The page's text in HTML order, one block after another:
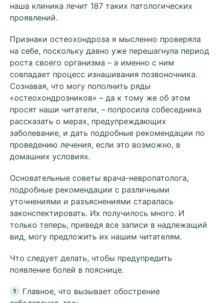
наша клиника лечит 187 таких патологических
проявлений.
Признаки остеохондроза я мысленно проверяла
на себе, поскольку давно уже перешагнула период
роста своего организма – а именно с ним
совпадает процесс изнашивания позвоночника.
Сознавая, что могу пополнить ряды
«остеохондрозников» – да к тому же об этом
просят наши читатели, – попросила собеседника
рассказать о мерах, предупреждающих
заболевание, и дать подробные рекомендации по
проведению лечения, если это возможно, в
домашних условиях.
Основательные советы врача-невропатолога,
подробные рекомендации с различными
уточнениями и разъяснениями старалась
законспектировать. Их получилось много. И
только теперь, приведя все записи в надлежащий
вид, могу предложить их нашим читателям.
Что следует делать, чтобы предупредить
появление болей в пояснице.
Главное, что вызывает обострение